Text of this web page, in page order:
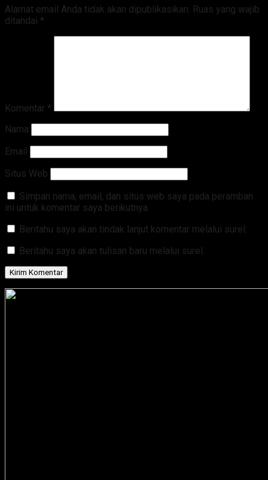
Alamat email Anda tidak akan dipublikasikan. Ruas yang wajib
ditandai *
Komentar *
Nama
Email
Situs Web
Simpan nama, email, dan situs web saya pada peramban
ini untuk komentar saya berikutnya.
Beritahu saya akan tindak lanjut komentar melalui surel.
Beritahu saya akan tulisan baru melalui surel.